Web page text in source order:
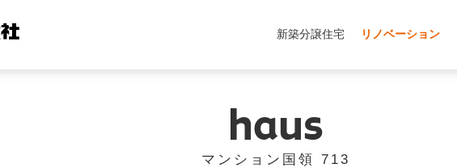
新築分譲住宅 リノベーション
haus
マンション国領 713